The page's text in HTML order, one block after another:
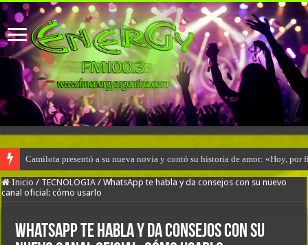
Camilota presentó a su nueva novia y contó su historia de amor: «Hoy, por
Inicio / TECNOLOGIA / WhatsApp te habla y da consejos con su nuevo
canal oficial: cómo usarlo
WhatsApp te habla y da consejos con su